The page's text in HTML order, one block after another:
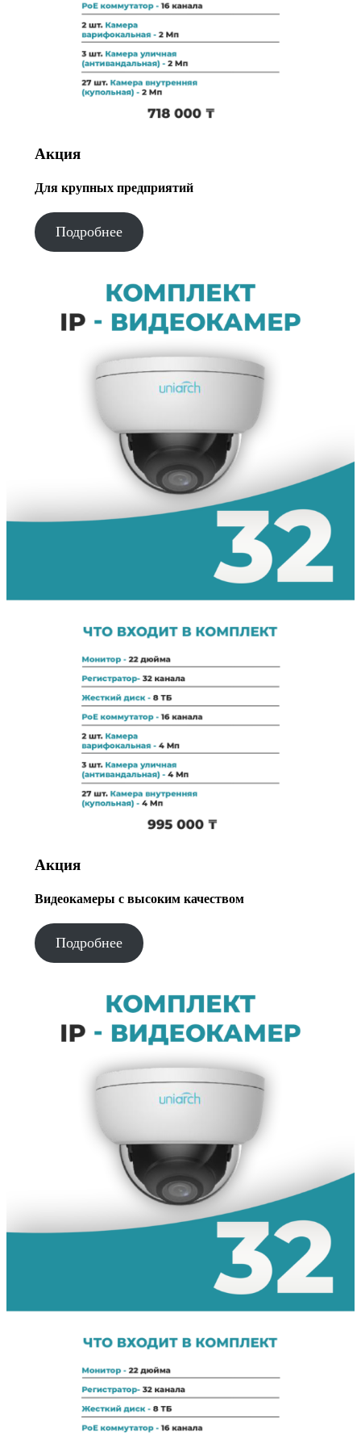
Акция
Для крупных предприятий
Подробнее
Акция
Видеокамеры с высоким качеством
Подробнее